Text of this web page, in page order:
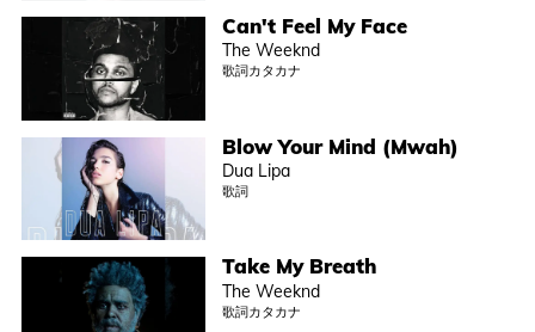
Can't Feel My Face
The Weeknd
歌詞カタカナ
Blow Your Mind (Mwah)
Dua Lipa
歌詞
Take My Breath
The Weeknd
歌詞カタカナ